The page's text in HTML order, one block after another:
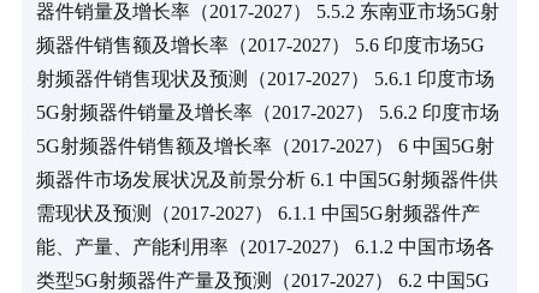
器件销量及增长率（2017-2027） 5.5.2 东南亚市场5G射
频器件销售额及增长率（2017-2027） 5.6 印度市场5G
射频器件销售现状及预测（2017-2027） 5.6.1 印度市场
5G射频器件销量及增长率（2017-2027） 5.6.2 印度市场
5G射频器件销售额及增长率（2017-2027） 6 中国5G射
频器件市场发展状况及前景分析 6.1 中国5G射频器件供
需现状及预测（2017-2027） 6.1.1 中国5G射频器件产
能、产量、产能利用率（2017-2027） 6.1.2 中国市场各
类型5G射频器件产量及预测（2017-2027） 6.2 中国5G